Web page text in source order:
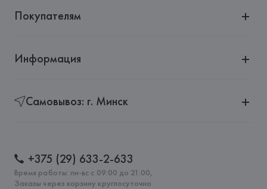
Покупателям
Информация
Самовывоз: г. Минск
+375 (29) 633-2-633
Время работы: пн-вс с 09:00 до 21:00,
Заказы через корзину круглосуточно